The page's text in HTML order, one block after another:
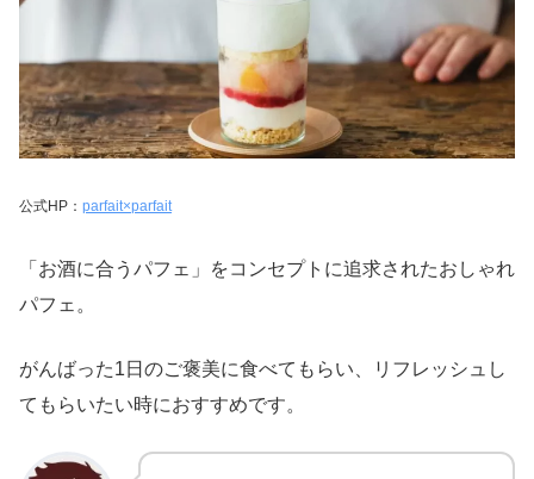
公式HP： parfait×parfait
「お酒に合うパフェ」をコンセプトに追求されたおしゃれ
パフェ。
がんばった1日のご褒美に食べてもらい、リフレッシュし
てもらいたい時におすすめです。